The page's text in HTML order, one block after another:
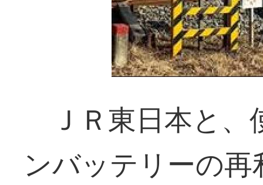
ＪＲ東日本と、
ンバッテリーの